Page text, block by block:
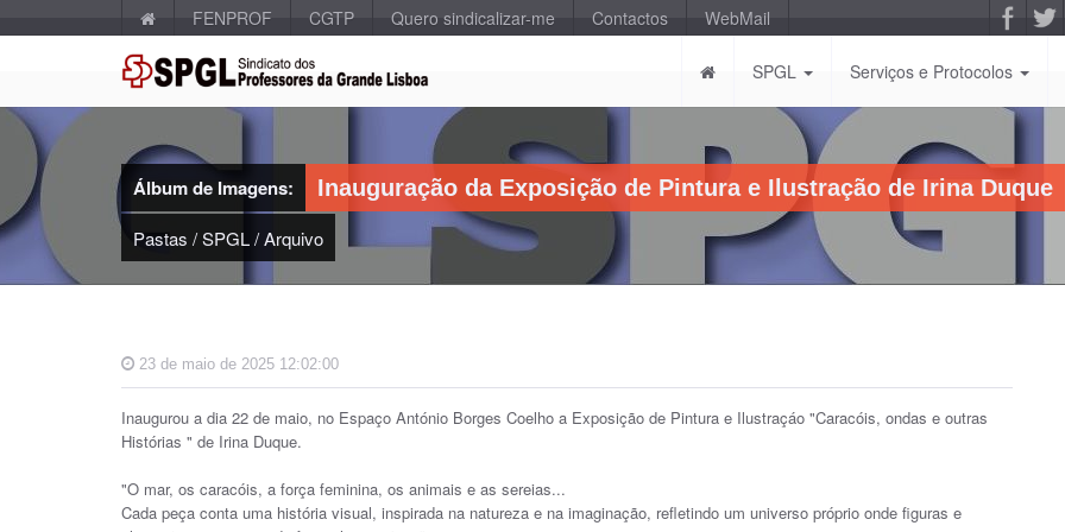
FENPROF CGTP Quero sindicalizar-me Contactos WebMail
SPGL Serviços e Protocolos
Álbum de Imagens: Inauguração da Exposição de Pintura e Ilustração de Irina Duque
Pastas /SPGL/Arquivo
23 de maio de 2025 12:02:00
Inaugurou a dia 22 de maio, no Espaço António Borges Coelho a Exposição de Pintura e Ilustraçáo "Caracóis, ondas e outras
Histórias " de Irina Duque.
"O mar, os caracóis, a força feminina, os animais e as sereias...
Cada peça conta uma história visual, inspirada na natureza e na imaginação, refletindo um universo próprio onde figuras e